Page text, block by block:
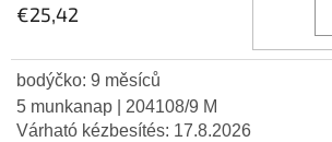
€25,42
bodýčko: 9 měsíců
5 munkanap
| 204108/9 M
Várható kézbesítés: 17.8.2026